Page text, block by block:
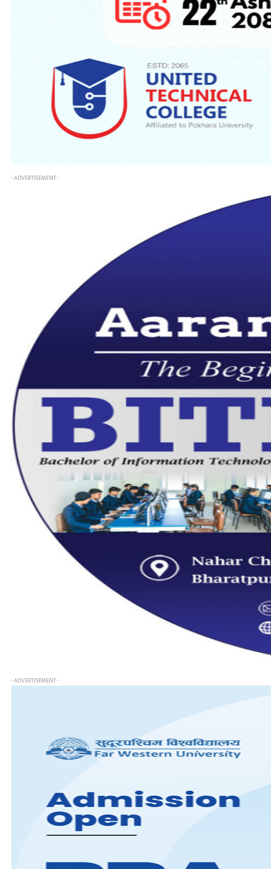
- ADVERTISEMENT -
- ADVERTISEMENT -